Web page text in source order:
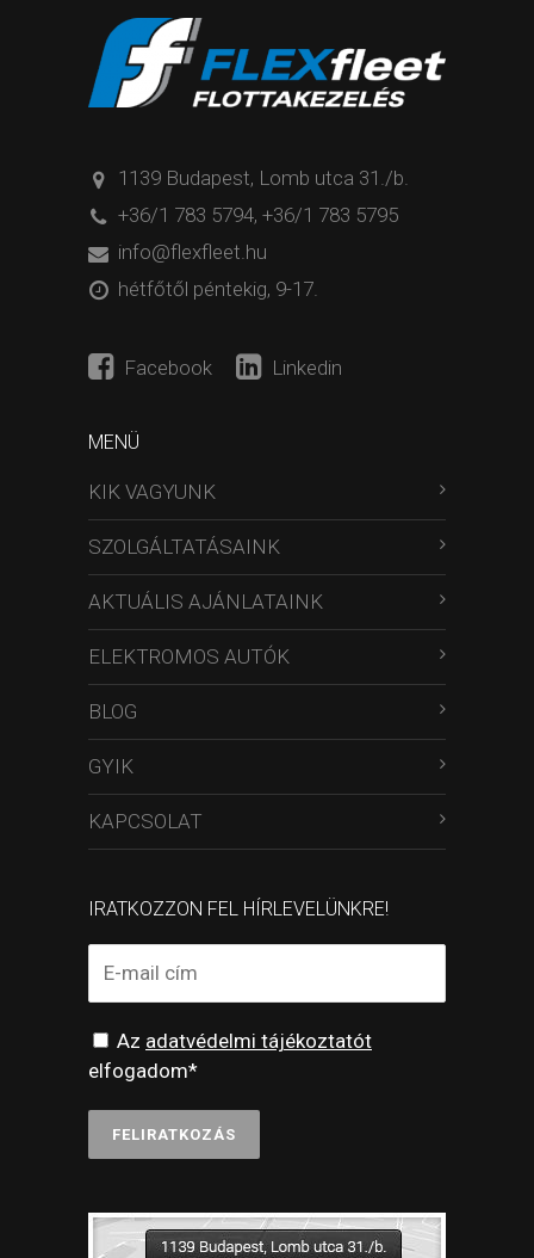
1139 Budapest, Lomb utca 31./b.
+36/1 783 5794, +36/1 783 5795
info@flexfleet.hu
hétfőtől péntekig, 9-17.
Facebook Linkedin
MENÜ
KIK VAGYUNK
SZOLGÁLTATÁSAINK
AKTUÁLIS AJÁNLATAINK
ELEKTROMOS AUTÓK
BLOG
GYIK
KAPCSOLAT
IRATKOZZON FEL HÍRLEVELÜNKRE!
Az adatvédelmi tájékoztatót
elfogadom*